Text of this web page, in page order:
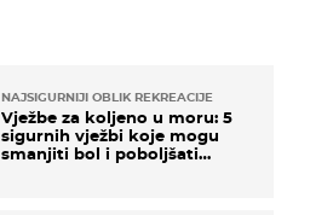
NAJSIGURNIJI OBLIK REKREACIJE
Vježbe za koljeno u moru: 5
sigurnih vježbi koje mogu
smanjiti bol i poboljšati